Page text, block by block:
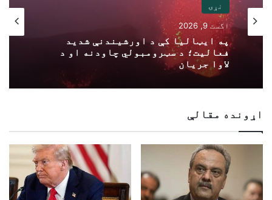
نړۍ
اگست 9, 2026
په ایټالیا کې د اورشیندنې شدید
فعالیت؛ د سټرومبولي چاودنه او د
لاوا جریان
اړونده مقالې